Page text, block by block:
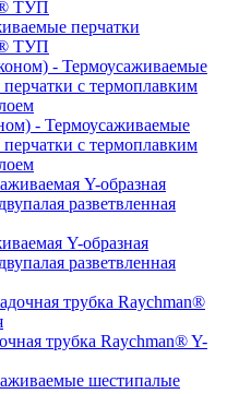
перчатки
ТУП
- Термоусаживаемые
с термоплавким
Y-образная
разветвленная
трубка Raychman® Y-